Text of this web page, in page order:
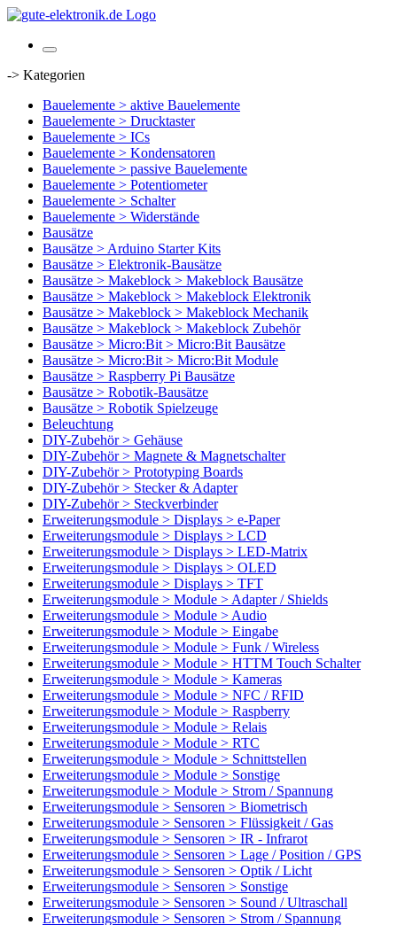
-> Kategorien
Bauelemente > aktive Bauelemente
Bauelemente > Drucktaster
Bauelemente > ICs
Bauelemente > Kondensatoren
Bauelemente > passive Bauelemente
Bauelemente > Potentiometer
Bauelemente > Schalter
Bauelemente > Widerstände
Bausätze
Bausätze > Arduino Starter Kits
Bausätze > Elektronik-Bausätze
Bausätze > Makeblock > Makeblock Bausätze
Bausätze > Makeblock > Makeblock Elektronik
Bausätze > Makeblock > Makeblock Mechanik
Bausätze > Makeblock > Makeblock Zubehör
Bausätze > Micro:Bit > Micro:Bit Bausätze
Bausätze > Micro:Bit > Micro:Bit Module
Bausätze > Raspberry Pi Bausätze
Bausätze > Robotik-Bausätze
Bausätze > Robotik Spielzeuge
Beleuchtung
DIY-Zubehör > Gehäuse
DIY-Zubehör > Magnete & Magnetschalter
DIY-Zubehör > Prototyping Boards
DIY-Zubehör > Stecker & Adapter
DIY-Zubehör > Steckverbinder
Erweiterungsmodule > Displays > e-Paper
Erweiterungsmodule > Displays > LCD
Erweiterungsmodule > Displays > LED-Matrix
Erweiterungsmodule > Displays > OLED
Erweiterungsmodule > Displays > TFT
Erweiterungsmodule > Module > Adapter / Shields
Erweiterungsmodule > Module > Audio
Erweiterungsmodule > Module > Eingabe
Erweiterungsmodule > Module > Funk / Wireless
Erweiterungsmodule > Module > HTTM Touch Schalter
Erweiterungsmodule > Module > Kameras
Erweiterungsmodule > Module > NFC / RFID
Erweiterungsmodule > Module > Raspberry
Erweiterungsmodule > Module > Relais
Erweiterungsmodule > Module > RTC
Erweiterungsmodule > Module > Schnittstellen
Erweiterungsmodule > Module > Sonstige
Erweiterungsmodule > Module > Strom / Spannung
Erweiterungsmodule > Sensoren > Biometrisch
Erweiterungsmodule > Sensoren > Flüssigkeit / Gas
Erweiterungsmodule > Sensoren > IR - Infrarot
Erweiterungsmodule > Sensoren > Lage / Position / GPS
Erweiterungsmodule > Sensoren > Optik / Licht
Erweiterungsmodule > Sensoren > Sonstige
Erweiterungsmodule > Sensoren > Sound / Ultraschall
Erweiterungsmodule > Sensoren > Strom / Spannung